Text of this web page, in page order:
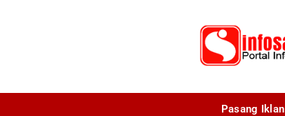
Pasang Iklan